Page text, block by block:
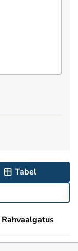
Tabel
Rahvaalgatus